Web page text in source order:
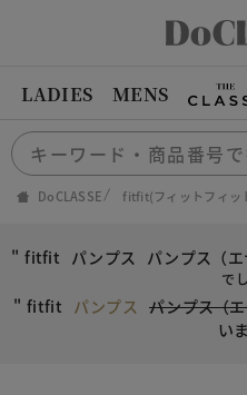
LADIES MENS
DoCLASSE fitfit(フィットフィッ
" fitfit パンプス パンプス（エ
で
" fitfit パンプス パンプス（
い